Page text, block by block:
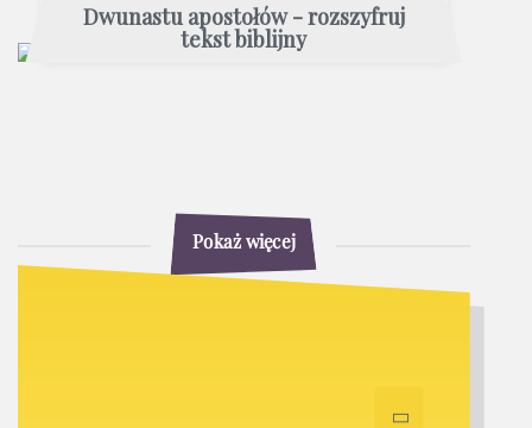
Dwunastu apostołów - rozszyfruj
tekst biblijny
Pokaż więcej